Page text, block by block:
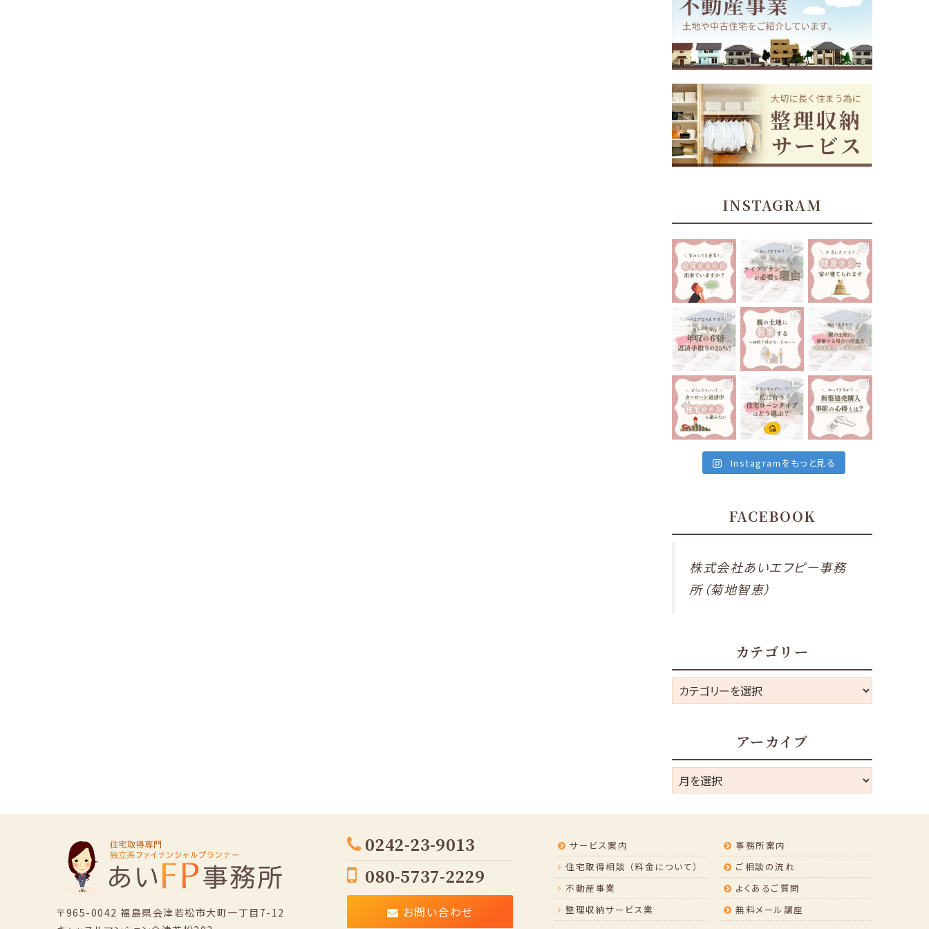
INSTAGRAM
tomoe_kikuchi
_lifeplan
⁡
住宅ローン返済
中、70歳あたり
でお金が足りな
く
なることに、気
づくことになっ
たら…...
12月 13
tomoe_kikuchi
_lifeplan
⁡
⁡
今までにない大
きな買い物にな
るマイホーム🏘
⁡
⁡...
12月 10
tomoe_kikuchi
_lifeplan
⁡
⁡
“頭金ナシで家
が建てられま
す”と聞いたり
しますよね🤔
⁡...
12月 8
tomoe_kikuchi
_lifeplan
⁡
いくらまでなら
住宅ローンを組
んでも大丈夫で
す...
12月 6
tomoe_kikuchi
_lifeplan
⁡
前回は親の土
地に新築する場
合の注意点
で、...
12月 3
tomoe_kikuchi
_lifeplan
⁡
親御さんが所有
している土地に
家を建てる ...
12月 1
tomoe_kikuchi
_lifeplan
⁡
私たちが住んで
いる、会津若松
市は
出来ないと言っ
...
11月 29
tomoe_kikuchi
_lifeplan
⁡
住宅ローンは当
然ですが、家を
建てる時に組む
11月 26
tomoe_kikuchi
_lifeplan
⁡
最近の会津地
域、建売住宅が
とても多いなと
11月 24
Instagramをもっと見る
FACEBOOK
株式会社あいエフピー事務
所（菊地智恵）
カテゴリー
カ
テ
ー
アーカイブ
ア
ー
カ
〒965-0042 福島県会津若松市大町一丁目7-12
0242-23-9013
080-5737-2229
お問い合わせ
サービス案内
住宅取得相談 （料金について）
不動産事業
整理収納サービス業
事務所案内
ご相談の流れ
よくあるご質問
無料メール講座